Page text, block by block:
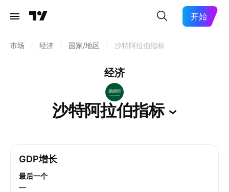
开始
市场 经济 国家/地区 沙特阿拉伯指标
经济
沙特阿拉伯指标
GDP增长
最后一个
—